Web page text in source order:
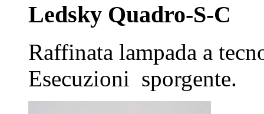
Ledsky Quadro-S-C
Raffinata lampada a
Esecuzioni sporgente.